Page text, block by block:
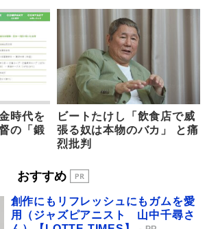
時代を
の「鍛
ビートたけし「飲食店で威
張る奴は本物のバカ」 と痛
烈批判
おすすめ
創作にもリフレッシュにもガムを愛
用（ジャズピアニスト 山中千尋さ